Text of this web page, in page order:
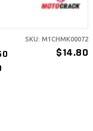
$14.80
SKU: M1CHMK00072